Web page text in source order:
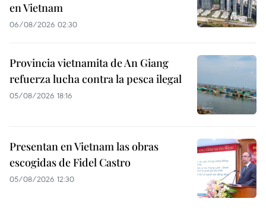
en Vietnam
06/08/2026 02:30
Provincia vietnamita de An Giang
refuerza lucha contra la pesca ilegal
05/08/2026 18:16
Presentan en Vietnam las obras
escogidas de Fidel Castro
05/08/2026 12:30